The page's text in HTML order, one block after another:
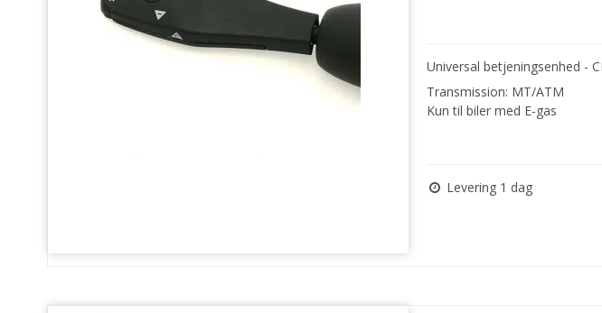
Universal betjeningsenhed -
Transmission: MT/ATM
Kun til biler med E-gas
Levering 1 dag